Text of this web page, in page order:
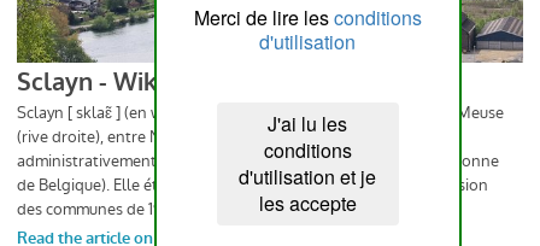
Merci de lire lesconditions
d'utilisation
J'ai lu les
conditions
d'utilisation et je
les accepte